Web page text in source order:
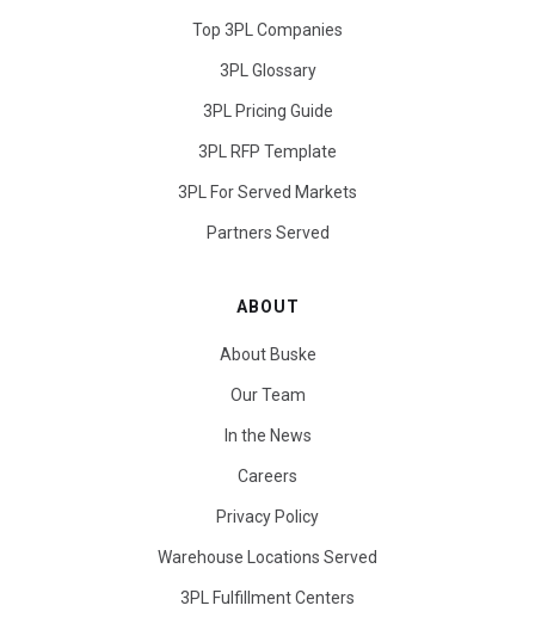
Top 3PL Companies
3PL Glossary
3PL Pricing Guide
3PL RFP Template
3PL For Served Markets
Partners Served
ABOUT
About Buske
Our Team
In the News
Careers
Privacy Policy
Warehouse Locations Served
3PL Fulfillment Centers